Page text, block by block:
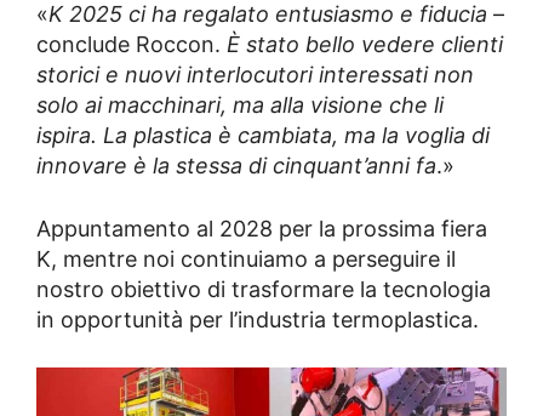
«K 2025 ci ha regalato entusiasmo e fiducia –
conclude Roccon. È stato bello vedere clienti
storici e nuovi interlocutori interessati non
solo ai macchinari, ma alla visione che li
ispira. La plastica è cambiata, ma la voglia di
innovare è la stessa di cinquant’anni fa.»
Appuntamento al 2028 per la prossima fiera
K, mentre noi continuiamo a perseguire il
nostro obiettivo di trasformare la tecnologia
in opportunità per l’industria termoplastica.